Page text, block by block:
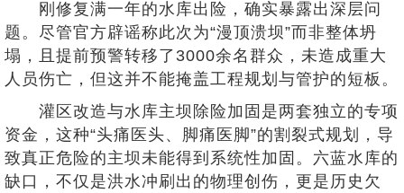
刚修复满一年的水库出险，确实暴露出深层问
题。尽管官方辟谣称此次为“漫顶溃坝”而非整体坍
塌，且提前预警转移了3000余名群众，未造成重大
人员伤亡，但这并不能掩盖工程规划与管护的短板。
灌区改造与水库主坝除险加固是两套独立的专项
资金，这种“头痛医头、脚痛医脚”的割裂式规划，导
致真正危险的主坝未能得到系统性加固。六蓝水库的
缺口，不仅是洪水冲刷出的物理创伤，更是历史欠